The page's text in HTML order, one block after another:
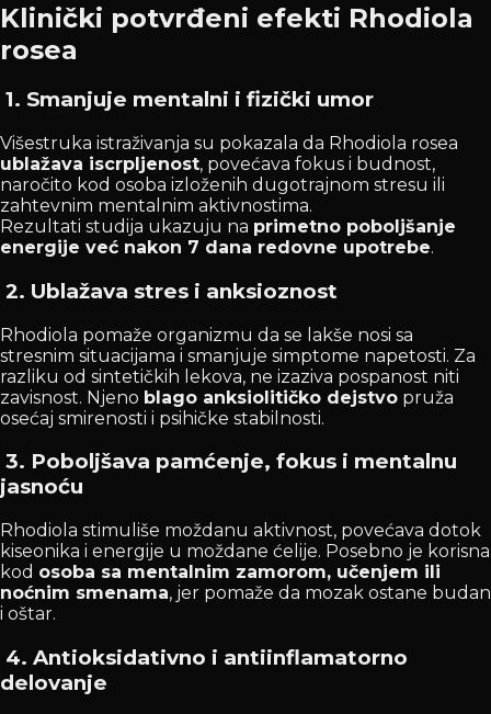
Klinički potvrđeni efekti Rhodiola
rosea
1. Smanjuje mentalni i fizički umor
Višestruka istraživanja su pokazala da Rhodiola rosea
ublažava iscrpljenost, povećava fokus i budnost,
naročito kod osoba izloženih dugotrajnom stresu ili
zahtevnim mentalnim aktivnostima.
Rezultati studija ukazuju na primetno poboljšanje
energije već nakon 7 dana redovne upotrebe.
2. Ublažava stres i anksioznost
Rhodiola pomaže organizmu da se lakše nosi sa
stresnim situacijama i smanjuje simptome napetosti. Za
razliku od sintetičkih lekova, ne izaziva pospanost niti
zavisnost. Njeno blago anksiolitičko dejstvo pruža
osećaj smirenosti i psihičke stabilnosti.
3. Poboljšava pamćenje, fokus i mentalnu
jasnoću
Rhodiola stimuliše moždanu aktivnost, povećava dotok
kiseonika i energije u moždane ćelije. Posebno je korisna
kod osoba sa mentalnim zamorom, učenjem ili
noćnim smenama, jer pomaže da mozak ostane budan
i oštar.
4. Antioksidativno i antiinflamatorno
delovanje